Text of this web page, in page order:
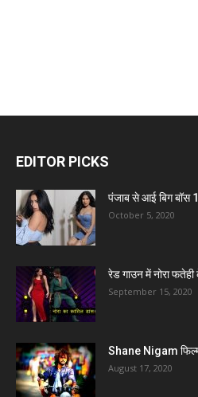
EDITOR PICKS
पंजाब से आई बिग बॉस
October 5, 2020
रेड गाउन में नोरा
September 15, 2020
Shane Nigam
August 17, 2020